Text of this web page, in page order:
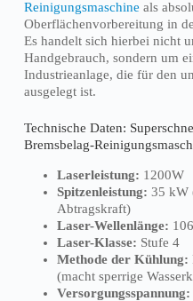
Reinigungsmaschine als
Oberflächenvorbereitung in
Es handelt sich hierbei nicht
Handgebrauch, sondern um
Industrieanlage, die für den
ausgelegt ist.
Technische Daten:
Bremsbelag-
Laserleistung: 1200W
Spitzenleistung: 35 kW
Abtragskraft)
Laser-Wellenlänge:
Laser-Klasse: Stufe 4
Methode der Kühlung:
(macht sperrige
Versorgungsspannung: